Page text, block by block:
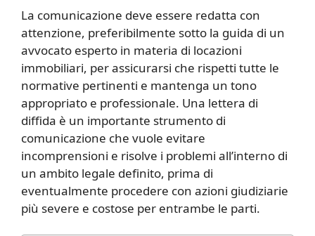
La comunicazione deve essere redatta con
attenzione, preferibilmente sotto la guida di un
avvocato esperto in materia di locazioni
immobiliari, per assicurarsi che rispetti tutte le
normative pertinenti e mantenga un tono
appropriato e professionale. Una lettera di
diffida è un importante strumento di
comunicazione che vuole evitare
incomprensioni e risolve i problemi all’interno di
un ambito legale definito, prima di
eventualmente procedere con azioni giudiziarie
più severe e costose per entrambe le parti.